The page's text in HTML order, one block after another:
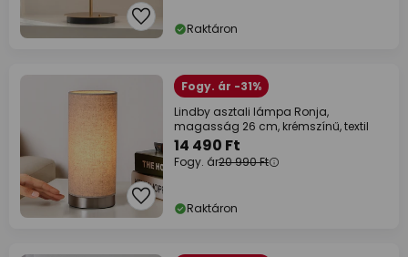
Raktáron
Fogy. ár -31%
Lindby asztali lámpa Ronja,
magasság 26 cm, krémszínű, textil
14 490 Ft
Fogy. ár20 990 Ft
Raktáron